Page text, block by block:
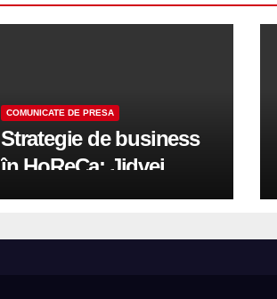
COMUNICATE DE PRESA
Strategie de business
în HoReCa: Jidvei
transformă terasele în